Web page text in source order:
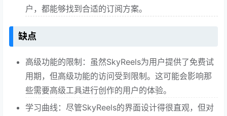
户，都能够找到合适的订阅方案。
缺点
高级功能的限制：虽然SkyReels为用户提供了免费试
用期，但高级功能的访问受到限制。这可能会影响那
些需要高级工具进行创作的用户的体验。
学习曲线：尽管SkyReels的界面设计得很直观，但对